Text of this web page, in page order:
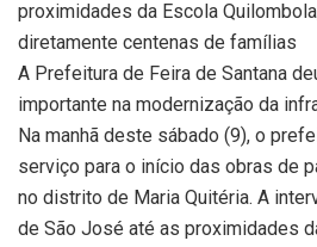
proximidades da Escola
diretamente centenas de famílias
A Prefeitura de Feira de Santana
importante na modernização da
Na manhã deste sábado (9), o
serviço para o início das obras de
no distrito de Maria Quitéria. A
de São José até as proximidades